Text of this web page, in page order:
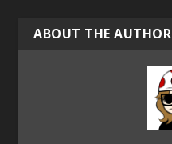
ABOUT THE AUTHOR